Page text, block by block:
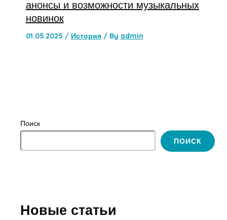
Поиск
ПОИСК
Новые статьи
анонсы и возможности музыкальных
новинок
01.05.2025 / История/ By admin